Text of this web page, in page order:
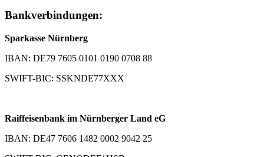
Bankverbindungen:
Sparkasse Nürnberg
IBAN: DE79 7605 0101 0190 0708 88
SWIFT-BIC: SSKNDE77XXX
Raiffeisenbank im Nürnberger Land eG
IBAN: DE47 7606 1482 0002 9042 25